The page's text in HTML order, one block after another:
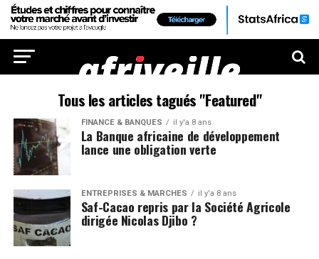
Tous les articles tagués "Featured"
FINANCE & BANQUES il y'a 8 ans
La Banque africaine de développement
lance une obligation verte
ENTREPRISES & MARCHÉS il y'a 8 ans
Saf-Cacao repris par la Société Agricole
dirigée Nicolas Djibo ?